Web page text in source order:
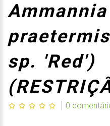
Ammannia
sp. 'Red')
0